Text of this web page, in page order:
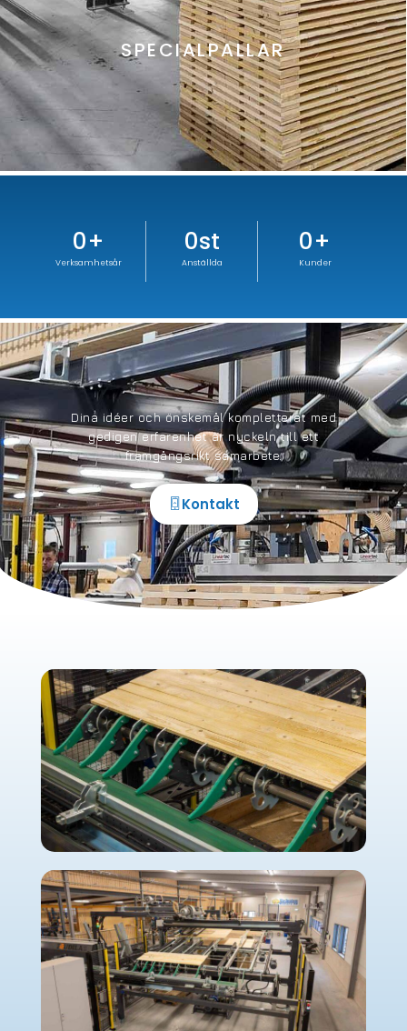
SPECIALPALLAR
Berätta mer
Verksamhetsår
0+
Anställda
0st
Kunder
0+
Dina idéer och önskemål kompletterat med
gedigen erfarenhet är nyckeln till ett
framgångsrikt samarbete.
Kontakt